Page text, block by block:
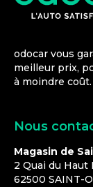
odocar vous
meilleur prix,
à moindre coût.
Nous
Magasin de
2 Quai du Haut
62500 SAINT-